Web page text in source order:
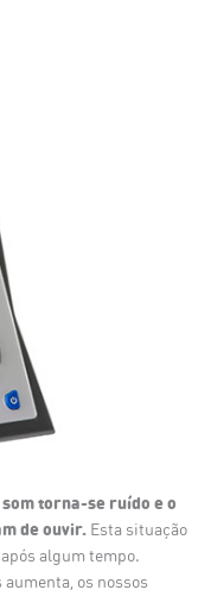
torna-se ruído e o
de ouvir. Esta situação
algum tempo.
os nossos